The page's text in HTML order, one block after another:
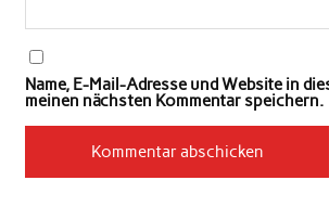
Name, E-Mail-Adresse und Website in
meinen nächsten Kommentar speichern.